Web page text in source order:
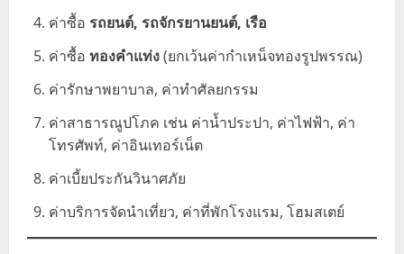
ค่าซื้อ รถยนต์, รถจักรยานยนต์, เรือ
ค่าซื้อ ทองคำแท่ง(ยกเว้นค่ากำเหน็จทองรูปพรรณ)
ค่ารักษาพยาบาล, ค่าทำศัลยกรรม
ค่าสาธารณูปโภค เช่น ค่าน้ำประปา, ค่าไฟฟ้า, ค่า
โทรศัพท์, ค่าอินเทอร์เน็ต
ค่าเบี้ยประกันวินาศภัย
ค่าบริการจัดนำเที่ยว, ค่าที่พักโรงแรม, โฮมสเตย์